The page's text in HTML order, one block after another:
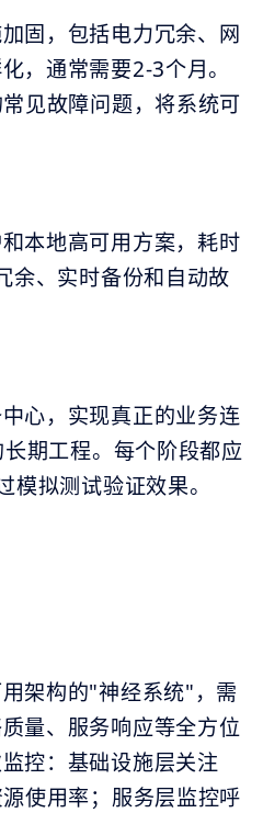
固，包括电力冗余、网
，通常需要2-3个月。
见故障问题，将系统可
本地高可用方案，耗时
余、实时备份和自动故
心，实现真正的业务连
期工程。每个阶段都应
拟测试验证效果。
架构的"神经系统"，需
量、服务响应等全方位
控：基础设施层关注
使用率；服务层监控呼